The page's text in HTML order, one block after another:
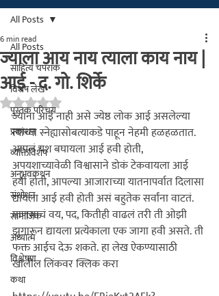
२००२ पासून...
All Posts
साहित्य चपराक
विशेष लेख
पुस्तक परिचय
प्रकाशन
व्यक्तिविशेष
अनुभवकथन
संशोधन
सामाजिक
अध्यात्म
विश्लेषण
कथा
All Posts
ज्याला आय नाय त्याला काय नाय |
आई - द. गो. शिर्के
6 min read
Rated NaN out of 5 stars.
ज्यांना आई नाही असे ज्येष्ठ लोक आई असलेल्या
त्यांच्या स्नेह्यासोबत्याकडे पाहून नेहमी हळहळतात.
आपलं यश बघायला आई हवी होती,
अपयशाच्यावेळी विश्वासाने डोकं टेकवायला आई
हवी होती, आपल्या आजाराच्या यातनापर्वात दिलासा
द्यायला आई हवी होती असं बहुतेक सर्वांना वाटतं.
माणसाचं वय, पद, कितीही वाढलं तरी ती ओझी
झुगारून द्यायला प्रत्येकाला एक जागा हवी असते. ती
फक्त आईच देऊ शकते. हा लेख ऐकण्यासाठी
खालील लिंकवर क्लिक करा